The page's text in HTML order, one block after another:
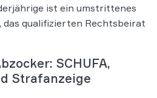
ist ein umstrittenes
das qualifizierten Rechtsbeirat
SCHUFA,
Strafanzeige